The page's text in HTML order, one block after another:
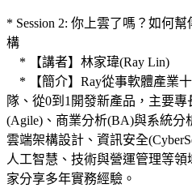
* Session 2: 你上雲了嗎？如何
構
* 【講者】林家瑋(Ray Lin)
* 【簡介】Ray從事軟體產業
隊、從0到1開發新產品，主要
(Agile)、商業分析(BA)與系統分
雲端架構設計、資訊安全
人工智慧、技術與營運管理等
家分享多年實務經驗。